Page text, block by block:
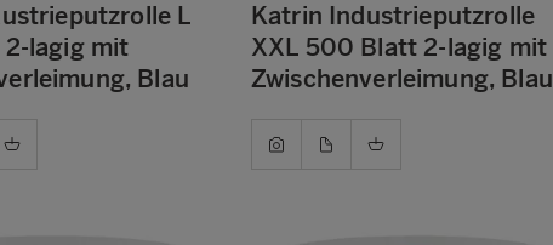
L
lagig mit
Blau
Katrin Industrieputzrolle
XXL 500 Blatt 2-lagig mit
Zwischenverleimung, Blau